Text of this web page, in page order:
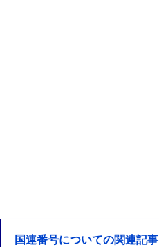
国連番号についての関連記事